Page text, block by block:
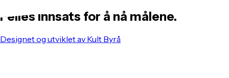
Felles innsats for å nå målene.
Designet og utviklet av Kult Byrå